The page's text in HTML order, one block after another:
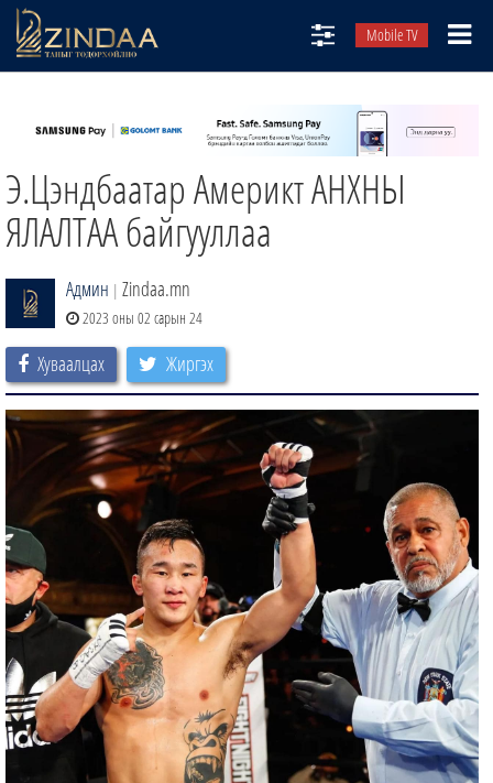
Mobile TV
ТВ8
ӨГЛӨӨНИЙ СОНИН
АУДИО ЗОХИОЛ
Э.Цэндбаатар Америкт АНХНЫ
ЯЛАЛТАА байгууллаа
Админ | Zindaa.mn
2023 оны 02 сарын 24
Хуваалцах Жиргэх